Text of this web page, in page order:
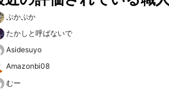
ぷかぷか
たかしと呼ばないで
Asidesuyo
Amazonbi08
むー